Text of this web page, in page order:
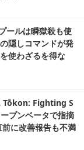
ールは瞬獄殺も使
隠しコマンドが発
使わざるを得な
Tōkon: Fighting S
プンベータで指摘
に改善報告も不満